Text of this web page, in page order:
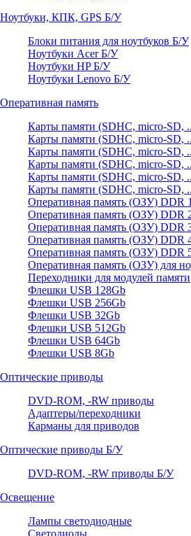
Ноутбуки, КПК, GPS Б/У
Блоки питания для ноутбуков Б/У
Ноутбуки Acer Б/У
Ноутбуки HP Б/У
Ноутбуки Lenovo Б/У
Оперативная память
Карты памяти (SDHC, micro-SD,
Карты памяти (SDHC, micro-SD,
Карты памяти (SDHC, micro-SD,
Карты памяти (SDHC, micro-SD,
Карты памяти (SDHC, micro-SD,
Карты памяти (SDHC, micro-SD,
Оперативная память (ОЗУ) DDR 1
Оперативная память (ОЗУ) DDR
Оперативная память (ОЗУ) DDR
Оперативная память (ОЗУ) DDR
Оперативная память (ОЗУ) DDR
Оперативная память (ОЗУ) для
Переходники для модулей памяти
Флешки USB 128Gb
Флешки USB 256Gb
Флешки USB 32Gb
Флешки USB 512Gb
Флешки USB 64Gb
Флешки USB 8Gb
Оптические приводы
DVD-ROM, -RW приводы
Адаптеры/переходники
Карманы для приводов
Оптические приводы Б/У
DVD-ROM, -RW приводы Б/У
Освещение
Лампы светодиодные
Светодиоды